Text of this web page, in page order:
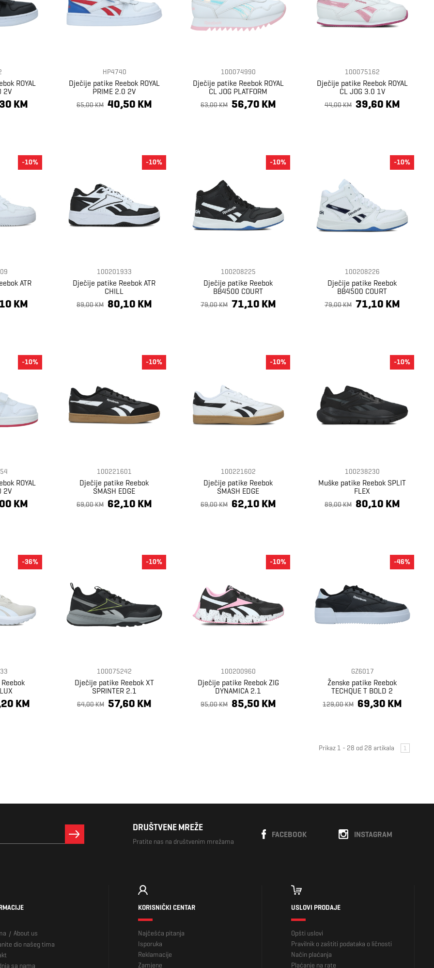
ROYAL
2V
KM
HP4740
Dječije patike Reebok ROYAL
PRIME 2.0 2V
65,00 KM 40,50 KM
100074990
Dječije patike Reebok ROYAL
CL JOG PLATFORM
63,00 KM 56,70 KM
100075162
Dječije patike Reebok ROYAL
CL JOG 3.0 1V
44,00 KM 39,60 KM
ATR
KM
-10%
100201933
Dječije patike Reebok ATR
CHILL
89,00 KM 80,10 KM
-10%
100208225
Dječije patike Reebok
BB4500 COURT
79,00 KM 71,10 KM
-10%
100208226
Dječije patike Reebok
BB4500 COURT
79,00 KM 71,10 KM
-10%
ROYAL
2V
KM
-10%
100221601
Dječije patike Reebok
SMASH EDGE
69,00 KM 62,10 KM
-10%
100221602
Dječije patike Reebok
SMASH EDGE
69,00 KM 62,10 KM
-10%
100238230
Muške patike Reebok SPLIT
FLEX
89,00 KM 80,10 KM
-10%
KM
-36%
100075242
Dječije patike Reebok XT
SPRINTER 2.1
64,00 KM 57,60 KM
-10%
100200960
Dječije patike Reebok ZIG
DYNAMICA 2.1
95,00 KM 85,50 KM
-10%
GZ6017
Ženske patike Reebok
TECHQUE T BOLD 2
129,00 KM 69,30 KM
-46%
Prikaz 1 - 28 od 28 artikala 1
DRUŠTVENE MREŽE
Pratite nas na društvenim mrežama
INSTAGRAM
FACEBOOK
/ About us
dio našeg tima
sa nama
KORISNIČKI CENTAR
Najčešća pitanja
Isporuka
Reklamacije
Zamjene
USLOVI PRODAJE
Opšti uslovi
Pravilnik o zaštiti podataka o ličnosti
Način plaćanja
Plaćanje na rate